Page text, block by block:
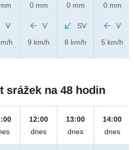
V
h
0 mm
V
9 km/h
0 mm
SV
8 km/h
0 mm
V
5 km/h
srážek na 48 hodin
12:00
dnes
13:00
dnes
14:00
dnes